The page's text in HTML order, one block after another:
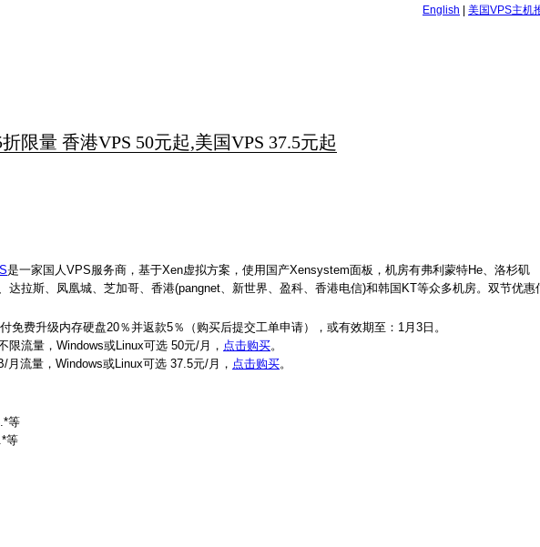
English 美国VPS主机
限量 香港VPS 50元起,美国VPS 37.5元起
是一家国人VPS服务商，基于Xen虚拟方案，使用国产Xensystem面板，机房有弗利蒙特He、洛杉矶
拉斯、凤凰城、芝加哥、香港(pangnet、新世界、盈科、香港电信)和韩国KT等众多机房。双节优惠
免费升级内存硬盘20％并返款5％（购买后提交工单申请），或有效期至：1月3日。
流量，Windows或Linux可选 50元/月， 点击购买。
流量，Windows或Linux可选 37.5元/月， 点击购买。
等
等